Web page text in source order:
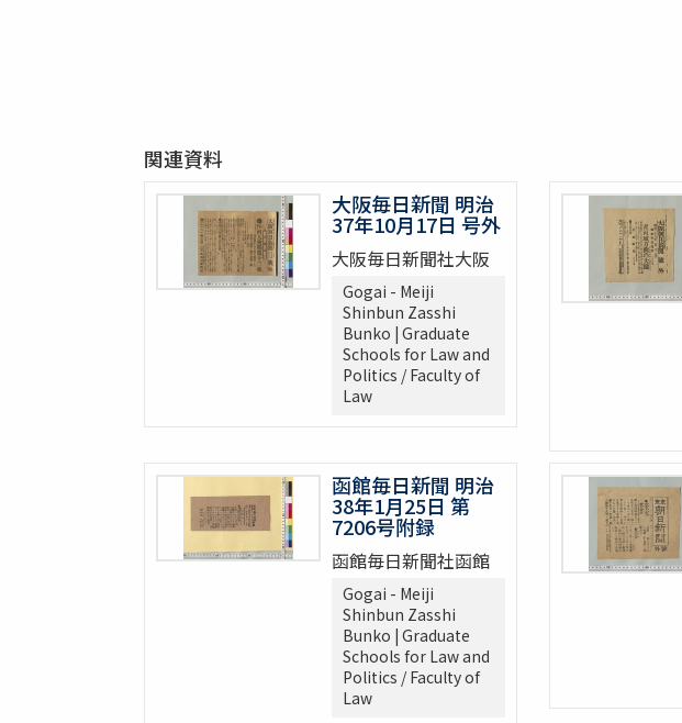
関連資料
大阪毎日新聞 明治
37年10月17日 号外
大阪毎日新聞社大阪
Gogai - Meiji
Shinbun Zasshi
Bunko | Graduate
Schools for Law and
Politics / Faculty of
Law
函館毎日新聞 明治
38年1月25日 第
7206号附録
函館毎日新聞社函館
Gogai - Meiji
Shinbun Zasshi
Bunko | Graduate
Schools for Law and
Politics / Faculty of
Law